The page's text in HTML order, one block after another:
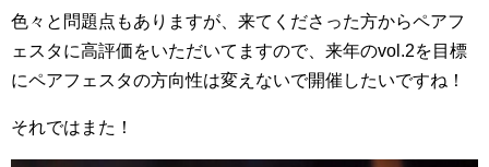
色々と問題点もありますが、来てくださった方からペアフ
ェスタに高評価をいただいてますので、来年のvol.2を目標
にペアフェスタの方向性は変えないで開催したいですね！
それではまた！